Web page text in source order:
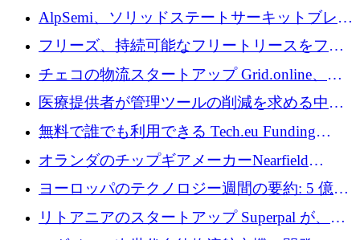
ラクチャを拡張するためにシリーズ A で
1,300 万ドルを調達
AlpSemi、ソリッドステートサーキットブレー
カー技術の進歩のために1,700万ユーロを調達
フリーズ、持続可能なフリートリースをフラ
ンス全土に拡大するために1,300万ユーロを確
保
チェコの物流スタートアップ Grid.online、配
送量が 1 年で 10 倍に増加し、400 万ユーロの
医療提供者が管理ツールの削減を求める中、
a16z が Prosper AI を 3,000 万ドルで支援
無料で誰でも利用できる Tech.eu Funding
Explorer のご紹介
オランダのチップギアメーカーNearfield
Instrumentsが3億8,000万ドルを調達
ヨーロッパのテクノロジー週間の要約: 5 億
8,500 万ユーロを超える 60 以上のテクノロジ
ー資金調達取引
リトアニアのスタートアップ Superpal が、